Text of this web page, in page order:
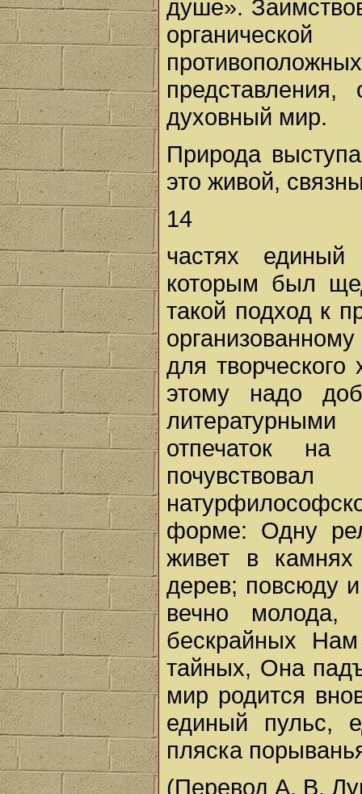
душе».
духовный мир.
Природа
это живой,
14
частях единый
которым был
такой подход к
для творческого
этому надо
отпечаток
форме: Одну
живет в
дерев; повсюду
вечно
бескрайных
тайных, Она
мир родится
единый пульс,
пляска
(Перевод А. В.